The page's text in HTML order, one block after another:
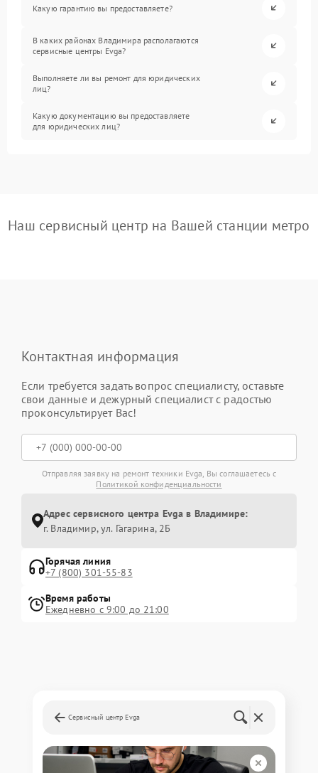
Какую гарантию вы предоставляете?
В каких районах Владимира располагаются
сервисные центры Evga?
Выполняете ли вы ремонт для юридических
лиц?
Какую документацию вы предоставляете
для юридических лиц?
Наш сервисный центр на Вашей станции метро
Контактная информация
Если требуется задать вопрос специалисту, оставьте
свои данные и дежурный специалист с радостью
проконсультирует Вас!
Отправляя заявку на ремонт техники Evga, Вы соглашаетесь с
Политикой конфиденциальности
Адрес сервисного центра Evga в Владимире:
г. Владимир, ул. Гагарина, 2Б
Горячая линия
+7 (800) 301-55-83
Время работы
Ежедневно с 9:00 до 21:00
Сервисный центр Evga